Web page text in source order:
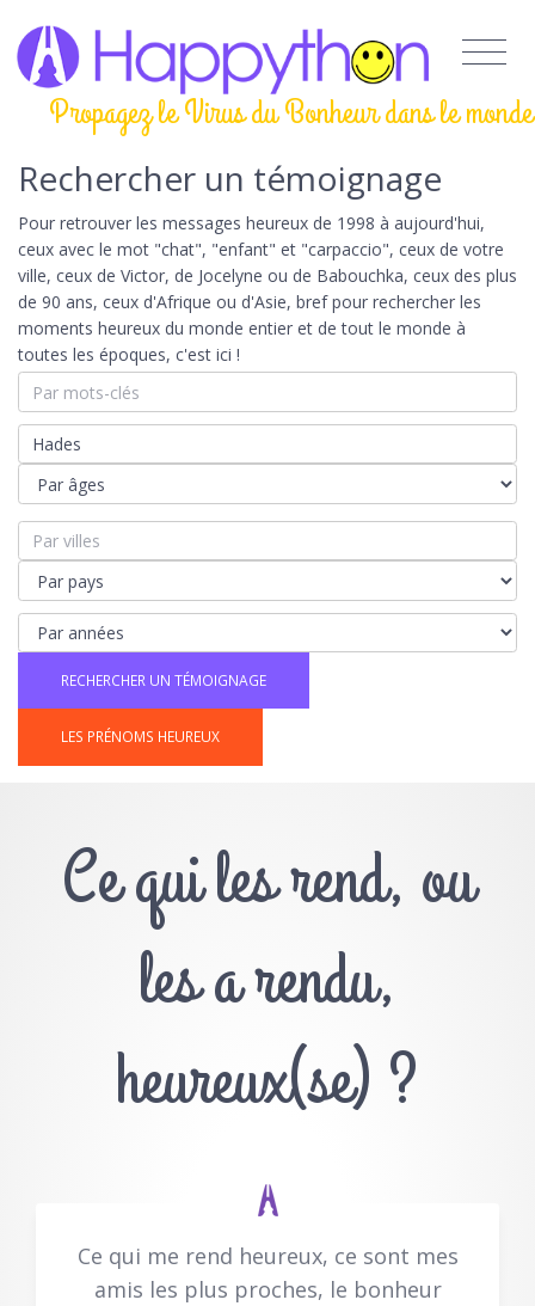
Propagez le Virus du Bonheur dans le monde
Rechercher un témoignage
Pour retrouver les messages heureux de 1998 à aujourd'hui,
ceux avec le mot "chat", "enfant" et "carpaccio", ceux de votre
ville, ceux de Victor, de Jocelyne ou de Babouchka, ceux des plus
de 90 ans, ceux d'Afrique ou d'Asie, bref pour rechercher les
moments heureux du monde entier et de tout le monde à
toutes les époques, c'est ici !
LES PRÉNOMS HEUREUX
Ce qui les rend, ou
les a rendu,
heureux(se) ?
Ce qui me rend heureux, ce sont mes
amis les plus proches, le bonheur